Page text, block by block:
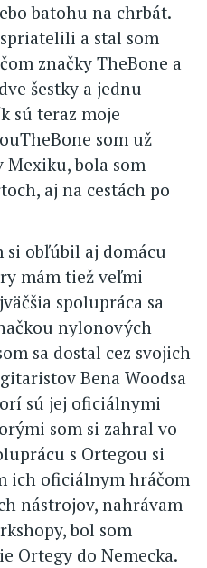
batohu na chrbát.
a stal som
značky TheBone a
šestky a jednu
sú teraz moje
som už
bola som
aj na cestách po
si obľúbil aj domácu
mám tiež veľmi
spolupráca sa
nylonových
sa dostal cez svojich
Bena Woodsa
sú jej oficiálnymi
som si zahral vo
s Ortegou si
ich oficiálnym hráčom
nástrojov, nahrávam
bol som
Ortegy do Nemecka.